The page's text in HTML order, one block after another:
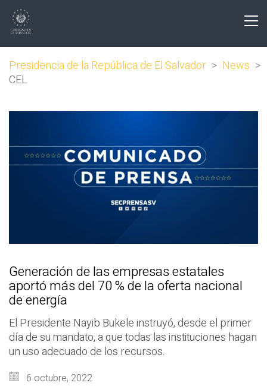
Presidencia de la República de El Salvador > News >
CEL
Generación de las empresas estatales
aportó más del 70 % de la oferta nacional
de energía
El Presidente Nayib Bukele instruyó, desde el primer
día de su mandato, a que todas las instituciones hagan
un uso adecuado de los recursos.
6 octubre, 2022